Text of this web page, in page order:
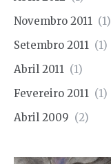
Novembro 2011 (1)
Setembro 2011 (1)
Abril 2011 (1)
Fevereiro 2011 (1)
Abril 2009 (2)